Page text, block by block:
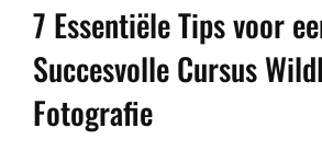
7 Essentiële Tips voor
Succesvolle Cursus
Fotografie